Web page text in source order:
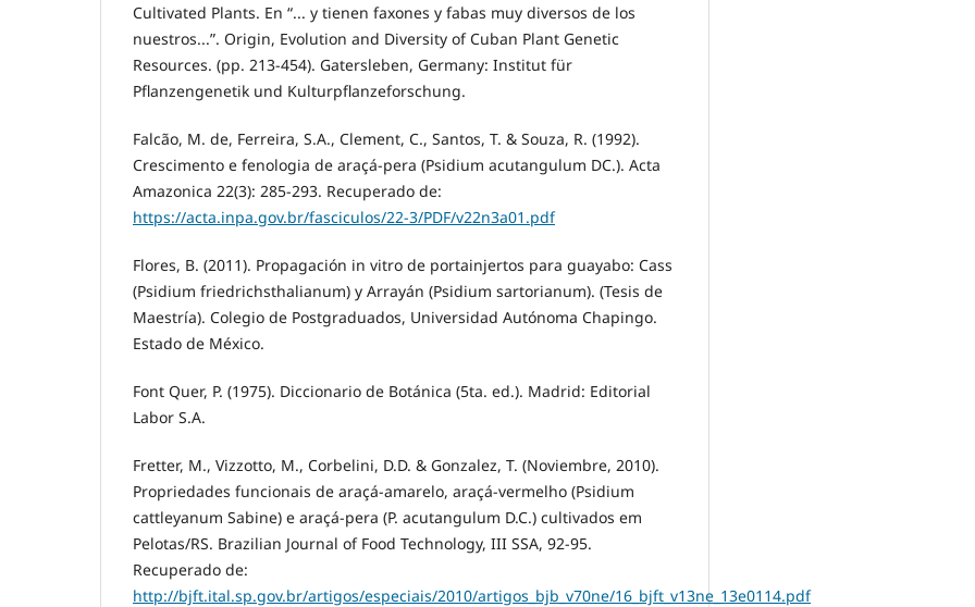
Cultivated Plants. En “... y tienen faxones y fabas muy diversos de los
nuestros...”. Origin, Evolution and Diversity of Cuban Plant Genetic
Resources. (pp. 213-454). Gatersleben, Germany: Institut für
Pflanzengenetik und Kulturpflanzeforschung.
Falcão, M. de, Ferreira, S.A., Clement, C., Santos, T. & Souza, R. (1992).
Crescimento e fenologia de araçá-pera (Psidium acutangulum DC.). Acta
Amazonica 22(3): 285-293. Recuperado de:
https://acta.inpa.gov.br/fasciculos/22-3/PDF/v22n3a01.pdf
Flores, B. (2011). Propagación in vitro de portainjertos para guayabo: Cass
(Psidium friedrichsthalianum) y Arrayán (Psidium sartorianum). (Tesis de
Maestría). Colegio de Postgraduados, Universidad Autónoma Chapingo.
Estado de México.
Font Quer, P. (1975). Diccionario de Botánica (5ta. ed.). Madrid: Editorial
Labor S.A.
Fretter, M., Vizzotto, M., Corbelini, D.D. & Gonzalez, T. (Noviembre, 2010).
Propriedades funcionais de araçá-amarelo, araçá-vermelho (Psidium
cattleyanum Sabine) e araçá-pera (P. acutangulum D.C.) cultivados em
Pelotas/RS. Brazilian Journal of Food Technology, III SSA, 92-95.
Recuperado de:
http://bjft.ital.sp.gov.br/artigos/especiais/2010/artigos_bjb_v70ne/16_bjft_v13ne_13e0114.pdf